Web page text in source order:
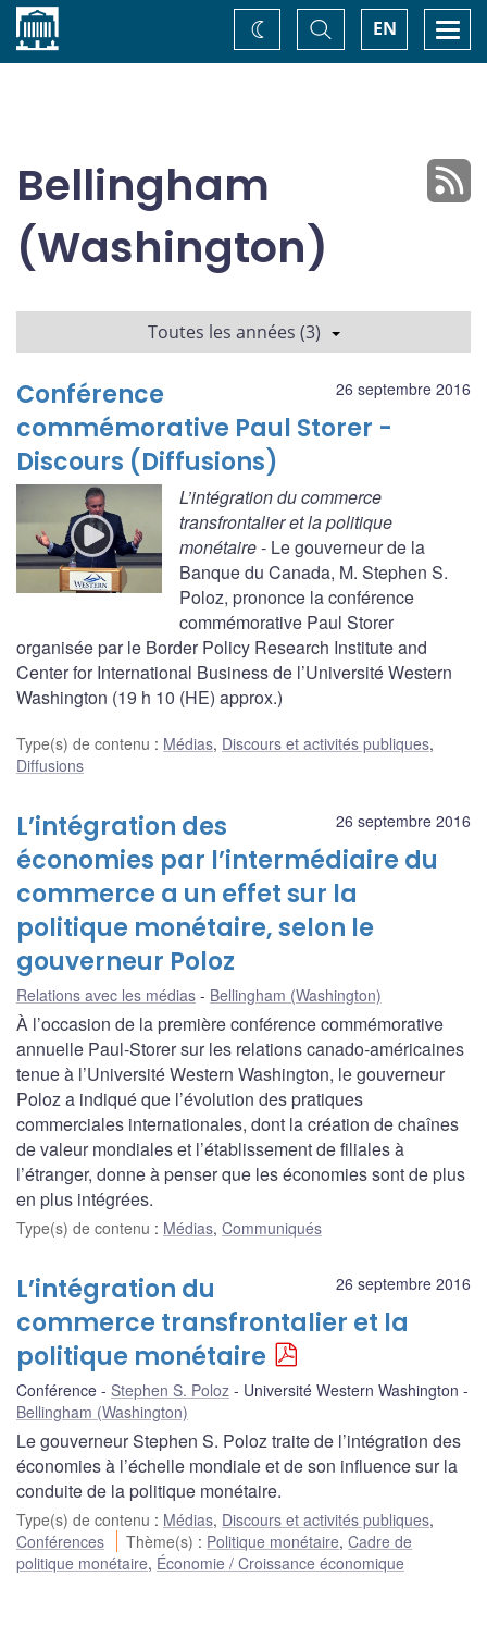
Accueil EN
Basculer
la
recherche
Changez
de
Bellingham
(Washington)
Toutes les années (3)
26 septembre 2016
Conférence
commémorative Paul Storer -
Discours (Diffusions)
L’intégration du commerce
transfrontalier et la politique
monétaire- Le gouverneur de la
Banque du Canada, M. Stephen S.
Poloz, prononce la conférence
commémorative Paul Storer
organisée par le Border Policy Research Institute and
Center for International Business de l’Université Western
Washington (19 h 10 (HE) approx.)
Type(s) de contenu : Médias, Discours et activités publiques,
Diffusions
26 septembre 2016
L’intégration des
économies par l’intermédiaire du
commerce a un effet sur la
politique monétaire, selon le
gouverneur Poloz
Relations avec les médias Bellingham (Washington)
À l’occasion de la première conférence commémorative
annuelle Paul-Storer sur les relations canado-américaines
tenue à l’Université Western Washington, le gouverneur
Poloz a indiqué que l’évolution des pratiques
commerciales internationales, dont la création de chaînes
de valeur mondiales et l’établissement de filiales à
l’étranger, donne à penser que les économies sont de plus
en plus intégrées.
Type(s) de contenu : Médias, Communiqués
26 septembre 2016
L’intégration du
commerce transfrontalier et la
politique monétaire
Conférence Stephen S. Poloz
Université Western Washington
Bellingham (Washington)
Le gouverneur Stephen S. Poloz traite de l’intégration des
économies à l’échelle mondiale et de son influence sur la
conduite de la politique monétaire.
Type(s) de contenu : Médias, Discours et activités publiques,
Conférences
Thème(s) : Politique monétaire,Cadre de
politique monétaire, Économie / Croissance économique